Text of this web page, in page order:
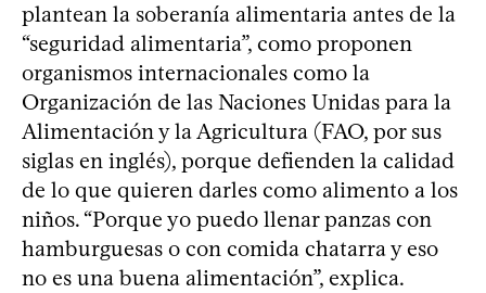
plantean la soberanía alimentaria antes de la
“seguridad alimentaria”, como proponen
organismos internacionales como la
Organización de las Naciones Unidas para la
Alimentación y la Agricultura (FAO, por sus
siglas en inglés), porque defienden la calidad
de lo que quieren darles como alimento a los
niños. “Porque yo puedo llenar panzas con
hamburguesas o con comida chatarra y eso
no es una buena alimentación”, explica.